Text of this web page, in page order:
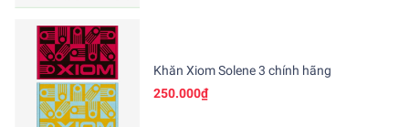
Khăn Xiom Solene 3 chính hãng
250.000₫